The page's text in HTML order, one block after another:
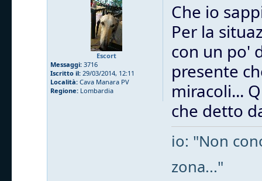
Escort
Messaggi: 3716
Iscritto il: 29/03/2014, 12:11
Località: Cava Manara PV
Regione: Lombardia
Che io
Per la
con un po'
presente
miracoli...
che detto
io: "Non
zona..."